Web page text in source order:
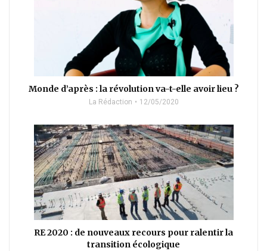
Monde d’après : la révolution va-t-elle avoir lieu ?
La Rédaction 12/05/2020
RE 2020 : de nouveaux recours pour ralentir la
transition écologique